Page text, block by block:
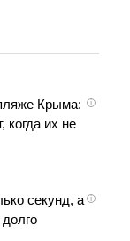
i
Крыма:
когда их не
i
секунд, а